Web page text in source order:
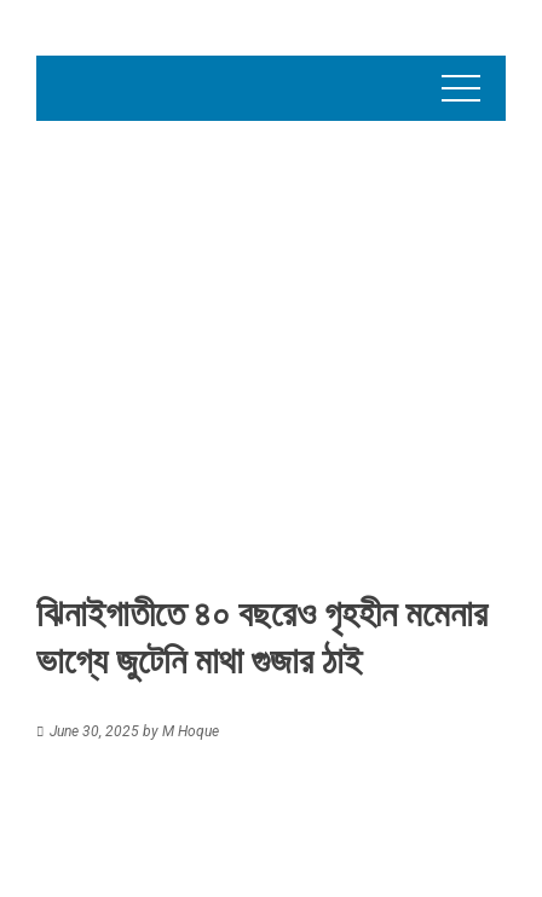
ঝিনাইগাতীতে ৪০ বছরেও গৃহহীন মমেনার
ভাগ্যে জুটেনি মাথা গুজার ঠাই
June 30, 2025 by M Hoque